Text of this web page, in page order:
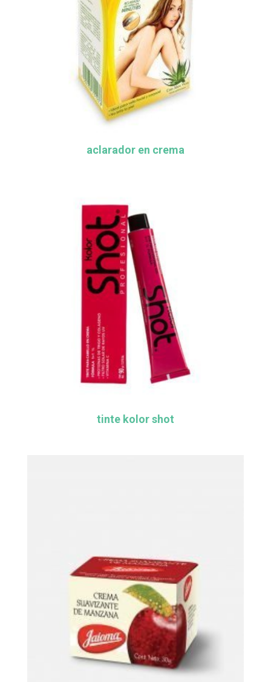
aclarador en crema
tinte kolor shot